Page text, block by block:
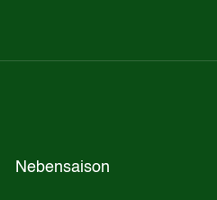
Nebensaison